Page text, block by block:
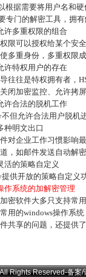
根据需要将用户名和
专门的解密工具，拥
许多重权限的组合
限可以授权给某个安
多重身份，多重权限
许特权用户的存在
往往是特权拥有者，
闭加密监控、允许拷
许合法的脱机工作
不但允许合法用户脱机
种明文出口
对企业工作习惯影响
，如邮件发送自动解
活的策略自定义
提供开放的策略自定义
作系统的加解密管理
密软件大多只支持常
用的windows操作系
共享的问题，还提供
Rights Reserved-备案